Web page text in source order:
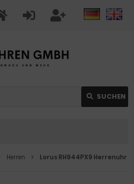
SUCHEN
Herren Lorus RH944PX9 Herrenuhr